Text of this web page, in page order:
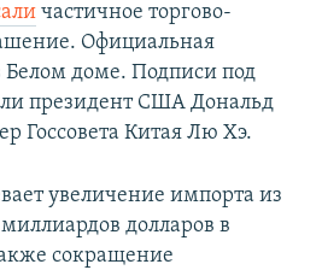
частичное торгово-
Официальная
доме. Подписи под
президент США Дональд
Госсовета Китая Лю Хэ.
увеличение импорта из
долларов в
сокращение